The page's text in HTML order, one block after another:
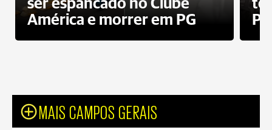
ser espancado no Clube
América e morrer em PG
PG
MAIS CAMPOS GERAIS